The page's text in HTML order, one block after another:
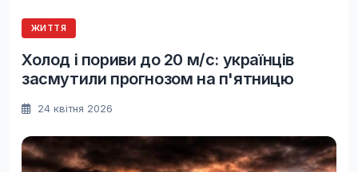
ЖИТТЯ
Холод і пориви до 20 м/с: українців
засмутили прогнозом на п'ятницю
24 квітня 2026